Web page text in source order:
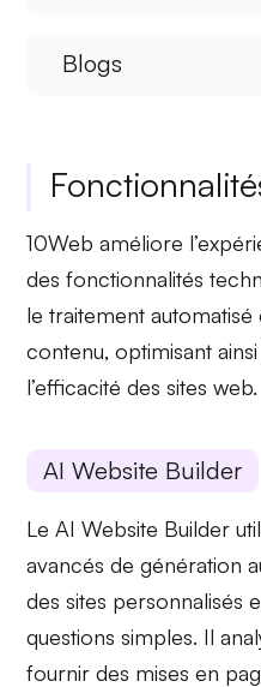
Blogs
10Web améliore
des fonctionnalités
letraitement automatisé
contenu, optimisant
l’efficacité des sites web.
AI Website Builder
LeAI Website Builder
avancés degénération
des sites personnalisés
questions simples. Il
fournir des mises en